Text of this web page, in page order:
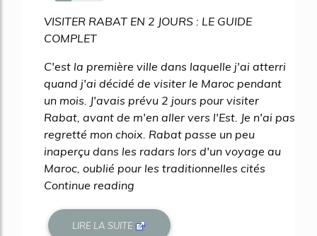
34%
VISITER RABAT EN 2 JOURS : LE GUIDE
COMPLET
C'est la première ville dans laquelle j'ai atterri
quand j'ai décidé de visiter le Maroc pendant
un mois. J'avais prévu 2 jours pour visiter
Rabat, avant de m'en aller vers l'Est. Je n'ai pas
regretté mon choix. Rabat passe un peu
inaperçu dans les radars lors d'un voyage au
Maroc, oublié pour les traditionnelles cités
Continue reading
LIRE LA SUITE